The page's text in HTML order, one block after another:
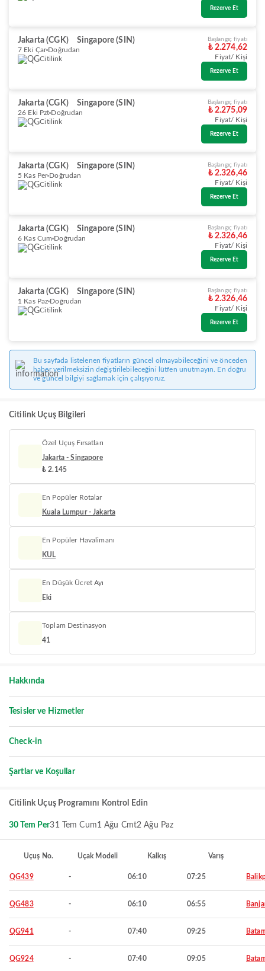
Rezerve Et
Jakarta (CGK) Singapore (SIN)
7 Eki Çar Doğrudan
Citilink
Başlangıç fiyatı
₺ 2.274,62
Fiyat/ Kişi
Rezerve Et
Jakarta (CGK) Singapore (SIN)
26 Eki Pzt Doğrudan
Citilink
Başlangıç fiyatı
₺ 2.275,09
Fiyat/ Kişi
Rezerve Et
Jakarta (CGK) Singapore (SIN)
5 Kas Per Doğrudan
Citilink
Başlangıç fiyatı
₺ 2.326,46
Fiyat/ Kişi
Rezerve Et
Jakarta (CGK) Singapore (SIN)
6 Kas Cum Doğrudan
Citilink
Başlangıç fiyatı
₺ 2.326,46
Fiyat/ Kişi
Rezerve Et
Jakarta (CGK) Singapore (SIN)
1 Kas Paz Doğrudan
Citilink
Başlangıç fiyatı
₺ 2.326,46
Fiyat/ Kişi
Rezerve Et
Bu sayfada listelenen fiyatların güncel olmayabileceğini ve önceden
haber verilmeksizin değiştirilebileceğini lütfen unutmayın. En doğru
ve güncel bilgiyi sağlamak için çalışıyoruz.
Citilink Uçuş Bilgileri
Özel Uçuş Fırsatları
Jakarta - Singapore
₺ 2.145
En Popüler Rotalar
Kuala Lumpur - Jakarta
En Popüler Havalimanı
KUL
En Düşük Ücret Ayı
Eki
Toplam Destinasyon
41
Hakkında
Tesisler ve Hizmetler
Check-in
Şartlar ve Koşullar
Citilink Uçuş Programını Kontrol Edin
30 Tem Per31 Tem Cum1 Ağu Cmt2 Ağu Paz
Uçuş No. Uçak Modeli Kalkış Varış
QG439 - 06:10 07:25
QG483 - 06:10 06:55
QG941 - 07:40 09:25
QG924 - 07:40 09:05